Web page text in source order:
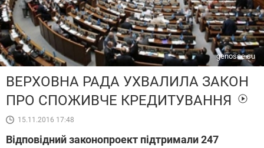
genosse.su
ВЕРХОВНА РАДА УХВАЛИЛА ЗАКОН
ПРО СПОЖИВЧЕ КРЕДИТУВАННЯ
15.11.2016 17:48
Відповідний законопроект підтримали 247